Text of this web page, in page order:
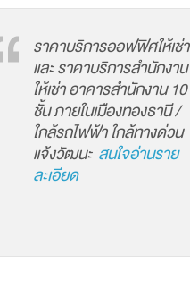
ราคาบริการออฟฟิศให้เช่า
และ ราคาบริการสำนักงาน
ให้เช่า อาคารสำนักงาน 10
ชั้น ภายในเมืองทองธานี /
ใกล้รถไฟฟ้า ใกล้ทางด่วน
แจ้งวัฒนะ สนใจอ่านราย
ละเอียด